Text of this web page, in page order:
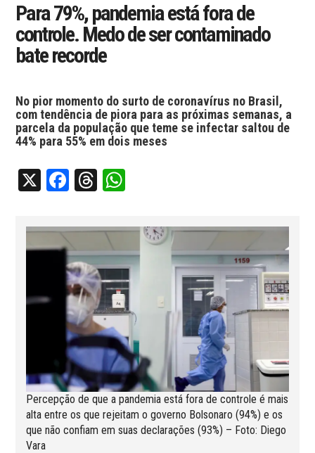
Para 79%, pandemia está fora de
controle. Medo de ser contaminado
bate recorde
No pior momento do surto de coronavírus no Brasil,
com tendência de piora para as próximas semanas, a
parcela da população que teme se infectar saltou de
44% para 55% em dois meses
X Facebook
Threads
Percepção de que a pandemia está fora de controle é mais
alta entre os que rejeitam o governo Bolsonaro (94%) e os
que não confiam em suas declarações (93%) – Foto: Diego
Vara